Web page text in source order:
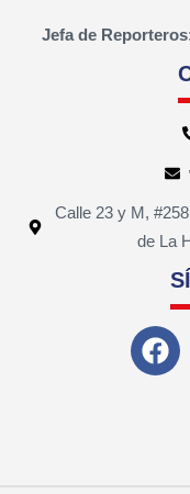
Jefa de
Calle 23 y M,
de La